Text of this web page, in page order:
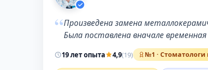
“Произведена замена
Была поставлена вначале
19 лет опыта 4,9(19) №1 · Стоматологи